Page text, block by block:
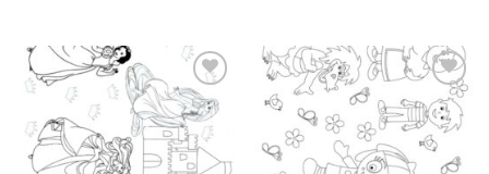
Adicionar
aos
meus
desejos
Adicionar
aos
meus
desejos